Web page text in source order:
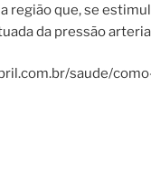
região que, se
da pressão
saude/